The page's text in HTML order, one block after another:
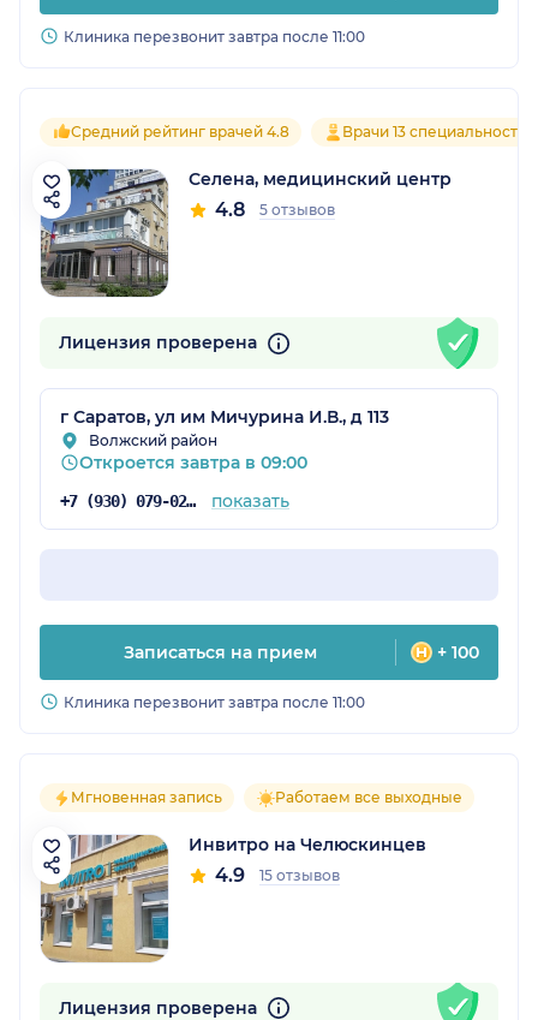
Клиника перезвонит завтра после 11:00
Средний рейтинг врачей 4.8 Врачи 13 специальностей
Селена, медицинский центр
4.8 5 отзывов
Лицензия проверена
г Саратов, ул им Мичурина И.В., д 113
Волжский район
Откроется завтра в 09:00
+7 (930) 079-02-87 показать
Записаться на прием + 100
Клиника перезвонит завтра после 11:00
Мгновенная запись Работаем все выходные
Инвитро на Челюскинцев
4.9 15 отзывов
Лицензия проверена